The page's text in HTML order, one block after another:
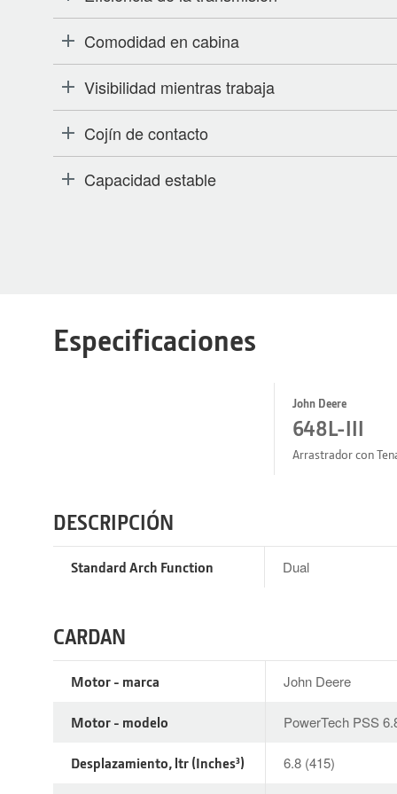
Comodidad en cabina
Visibilidad mientras trabaja
Cojín de contacto
Capacidad estable
Especificaciones
John Deere
648L-III
Arrastrador con
Standard Arch Function Dual
DESCRIPCIÓN
Motor - marca John Deere
Motor - modelo PowerTech PSS
Desplazamiento, ltr (Inches³) 6.8 (415)
CARDAN